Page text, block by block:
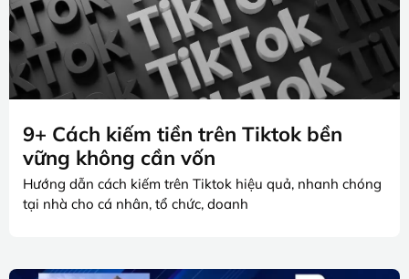
9+ Cách kiếm tiền trên Tiktok bền
vững không cần vốn
Hướng dẫn cách kiếm trên Tiktok hiệu quả, nhanh chóng
tại nhà cho cá nhân, tổ chức, doanh